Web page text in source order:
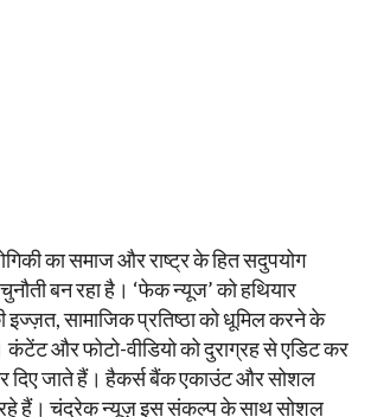
का समाज और राष्ट्र के हित सदुपयोग
बन रहा है। ‘फेक न्यूज’ को हथियार
इज्ज़त, सामाजिक प्रतिष्ठा को धूमिल करने के
कंटेंट और फोटो-वीडियो को दुराग्रह से एडिट कर
दिए जाते हैं। हैकर्स बैंक एकाउंट और सोशल
हैं। चंद्रेक न्यूज़ इस संकल्प के साथ सोशल